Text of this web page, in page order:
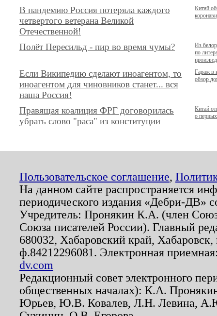
В пандемию Россия потеряла каждого
четвертого ветерана Великой
Отечественной!
Китай
Полёт Пересильд - пир во время чумы?
Из
по
Если Википедию сделают иноагентом, то
иноагентом для чиновников станет... вся
наша Россия!
Гараж в
обзор
Правящая коалиция ФРГ договорилась
убрать слово "раса" из конституции
Китай
о
Пользовательское соглашение,
На данном сайте распространяется
периодического издания «Дебри-ДВ»
Учредитель: Пронякин К.А. (член
Союза писателей России). Главный
680032, Хабаровский край,
ф.84212296081. Электронная
dv.com
Редакционный совет электронного
общественных началах): К.А.
Юрьев, Ю.В. Ковалев, Л.Н. Левина,